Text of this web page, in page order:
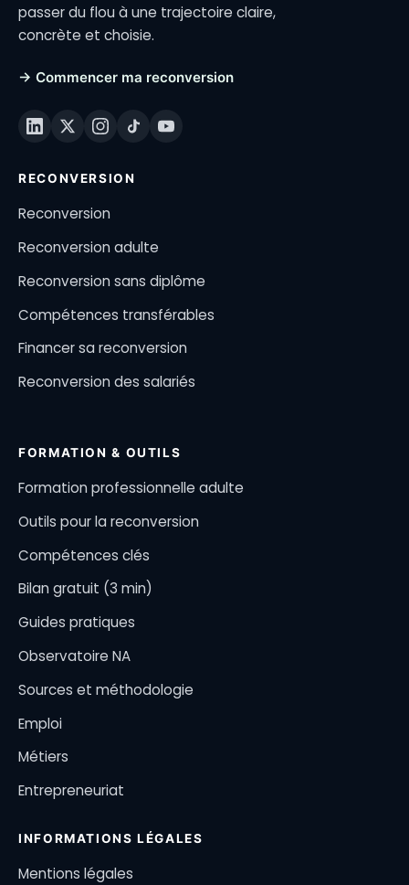
passer du flou à une trajectoire claire,
concrète et choisie.
→ Commencer ma reconversion
RECONVERSION
Reconversion
Reconversion adulte
Reconversion sans diplôme
Compétences transférables
Financer sa reconversion
Reconversion des salariés
FORMATION & OUTILS
Formation professionnelle adulte
Outils pour la reconversion
Compétences clés
Bilan gratuit (3 min)
Guides pratiques
Observatoire NA
Sources et méthodologie
Emploi
Métiers
Entrepreneuriat
INFORMATIONS LÉGALES
Mentions légales